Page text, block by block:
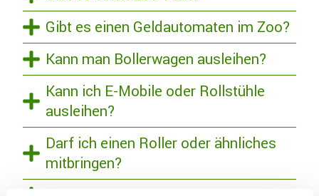
Gibt es einen Geldautomaten im Zoo?
Kann man Bollerwagen ausleihen?
Kann ich E-Mobile oder Rollstühle
ausleihen?
Darf ich einen Roller oder ähnliches
mitbringen?